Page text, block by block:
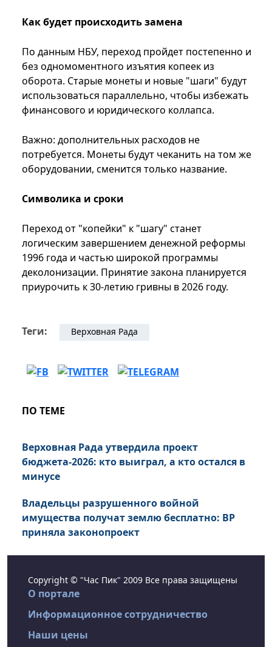
Как будет происходить замена
По данным НБУ, переход пройдет постепенно и
без одномоментного изъятия копеек из
оборота. Старые монеты и новые "шаги" будут
использоваться параллельно, чтобы избежать
финансового и юридического коллапса.
Важно: дополнительных расходов не
потребуется. Монеты будут чеканить на том же
оборудовании, сменится только название.
Символика и сроки
Переход от "копейки" к "шагу" станет
логическим завершением денежной реформы
1996 года и частью широкой программы
деколонизации. Принятие закона планируется
приурочить к 30-летию гривны в 2026 году.
Теги: Верховная Рада
ПО ТЕМЕ
Верховная Рада утвердила проект
бюджета-2026: кто выиграл, а кто остался в
минусе
Владельцы разрушенного войной
имущества получат землю бесплатно: ВР
приняла законопроект
Copyright © "Час Пик" 2009 Все права защищены
О портале
Информационное сотрудничество
Наши цены